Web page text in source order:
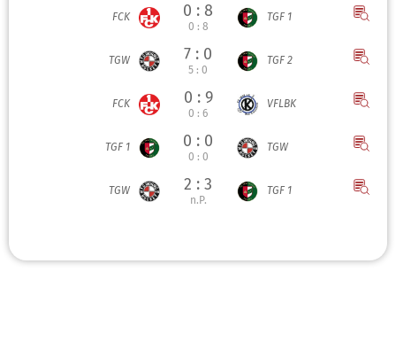
FCK 0 : 8
0 : 8
TGF 1
TGW 7 : 0
5 : 0
TGF 2
FCK 0 : 9
0 : 6
VFLBK
TGF 1 0 : 0
0 : 0
TGW
TGW 2 : 3
n.P.
TGF 1